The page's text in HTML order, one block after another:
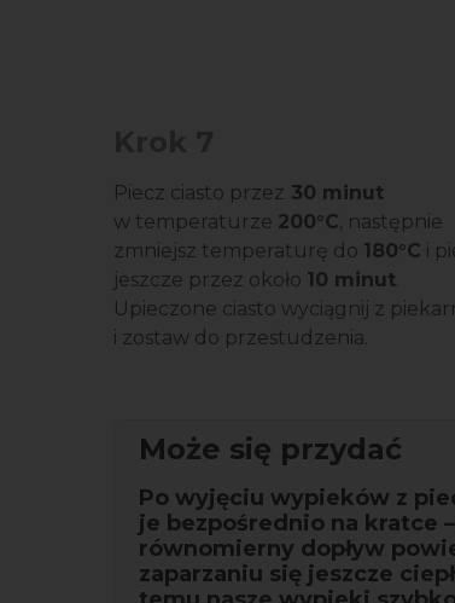
Piecz ciasto przez 30 minut
w temperaturze 200°C, następnie
zmniejsz temperaturę do 180°C i
jeszcze przez około 10 minut.
Upieczone ciasto wyciągnij z
i zostaw do przestudzenia.
Może się przydać
Po wyjęciu wypieków z
je bezpośrednio na kratce
równomierny dopływ
zaparzaniu się jeszcze